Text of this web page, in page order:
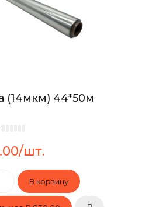
(14мкм) 44*50м
шт.